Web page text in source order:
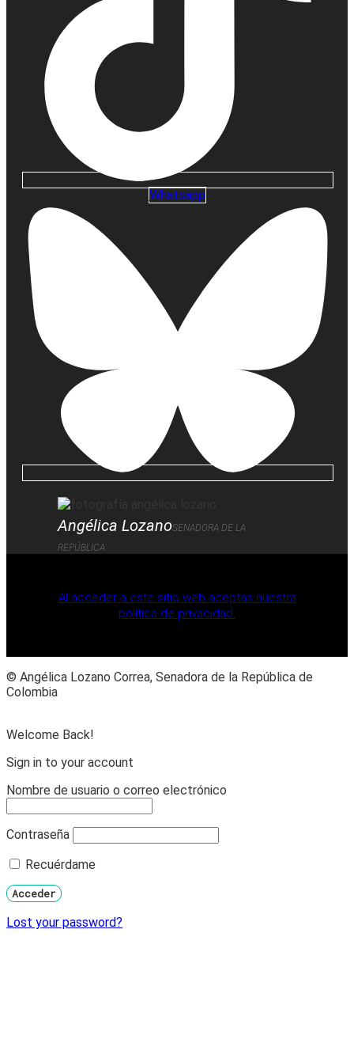
Whatsapp
Angélica LozanoSENADORA DE LA
REPÚBLICA
Al acceder a este sitio web aceptas nuestra
política de privacidad.
© Angélica Lozano Correa, Senadora de la República de
Colombia
Welcome Back!
Sign in to your account
Nombre de usuario o correo electrónico
Contraseña
Recuérdame
Lost your password?